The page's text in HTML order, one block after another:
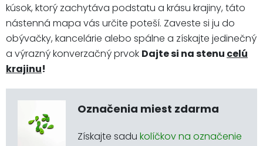
kúsok, ktorý zachytáva podstatu a krásu krajiny, táto
nástenná mapa vás určite poteší. Zaveste si ju do
obývačky, kancelárie alebo spálne a získajte jedinečný
a výrazný konverzačný prvok Dajte si na stenu celú
krajinu!
Označenia miest zdarma
Získajte sadu kolíčkov na označenie